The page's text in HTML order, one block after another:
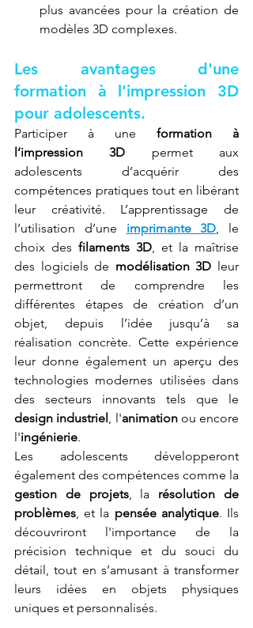
plus avancées pour la création de
modèles 3D complexes.
Les avantages d'une
formation à l'impression 3D
pour adolescents.
Participer à une formation à
l’impression 3D permet aux
adolescents d’acquérir des
compétences pratiques tout en libérant
leur créativité. L’apprentissage de
l’utilisation d’une imprimante 3D, le
choix des filaments 3D, et la maîtrise
des logiciels de modélisation 3D leur
permettront de comprendre les
différentes étapes de création d’un
objet, depuis l’idée jusqu’à sa
réalisation concrète. Cette expérience
leur donne également un aperçu des
technologies modernes utilisées dans
design industriel , l'animation ou encore
l'ingénierie.
Les adolescents développeront
gestion de projets, la résolution de
problèmes, et la pensée analytique. Ils
découvriront l'importance de la
précision technique et du souci du
détail, tout en s’amusant à transformer
leurs idées en objets physiques
uniques et personnalisés.